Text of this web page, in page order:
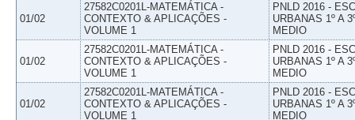
01/02
27582C0201L-MATEMÁTICA -
CONTEXTO & APLICAÇÕES -
VOLUME 1
PNLD 2016 -
URBANAS 1º A
MEDIO
01/02
27582C0201L-MATEMÁTICA -
CONTEXTO & APLICAÇÕES -
VOLUME 1
PNLD 2016 -
URBANAS 1º A
MEDIO
01/02
27582C0201L-MATEMÁTICA -
CONTEXTO & APLICAÇÕES -
VOLUME 1
PNLD 2016 -
URBANAS 1º A
MEDIO